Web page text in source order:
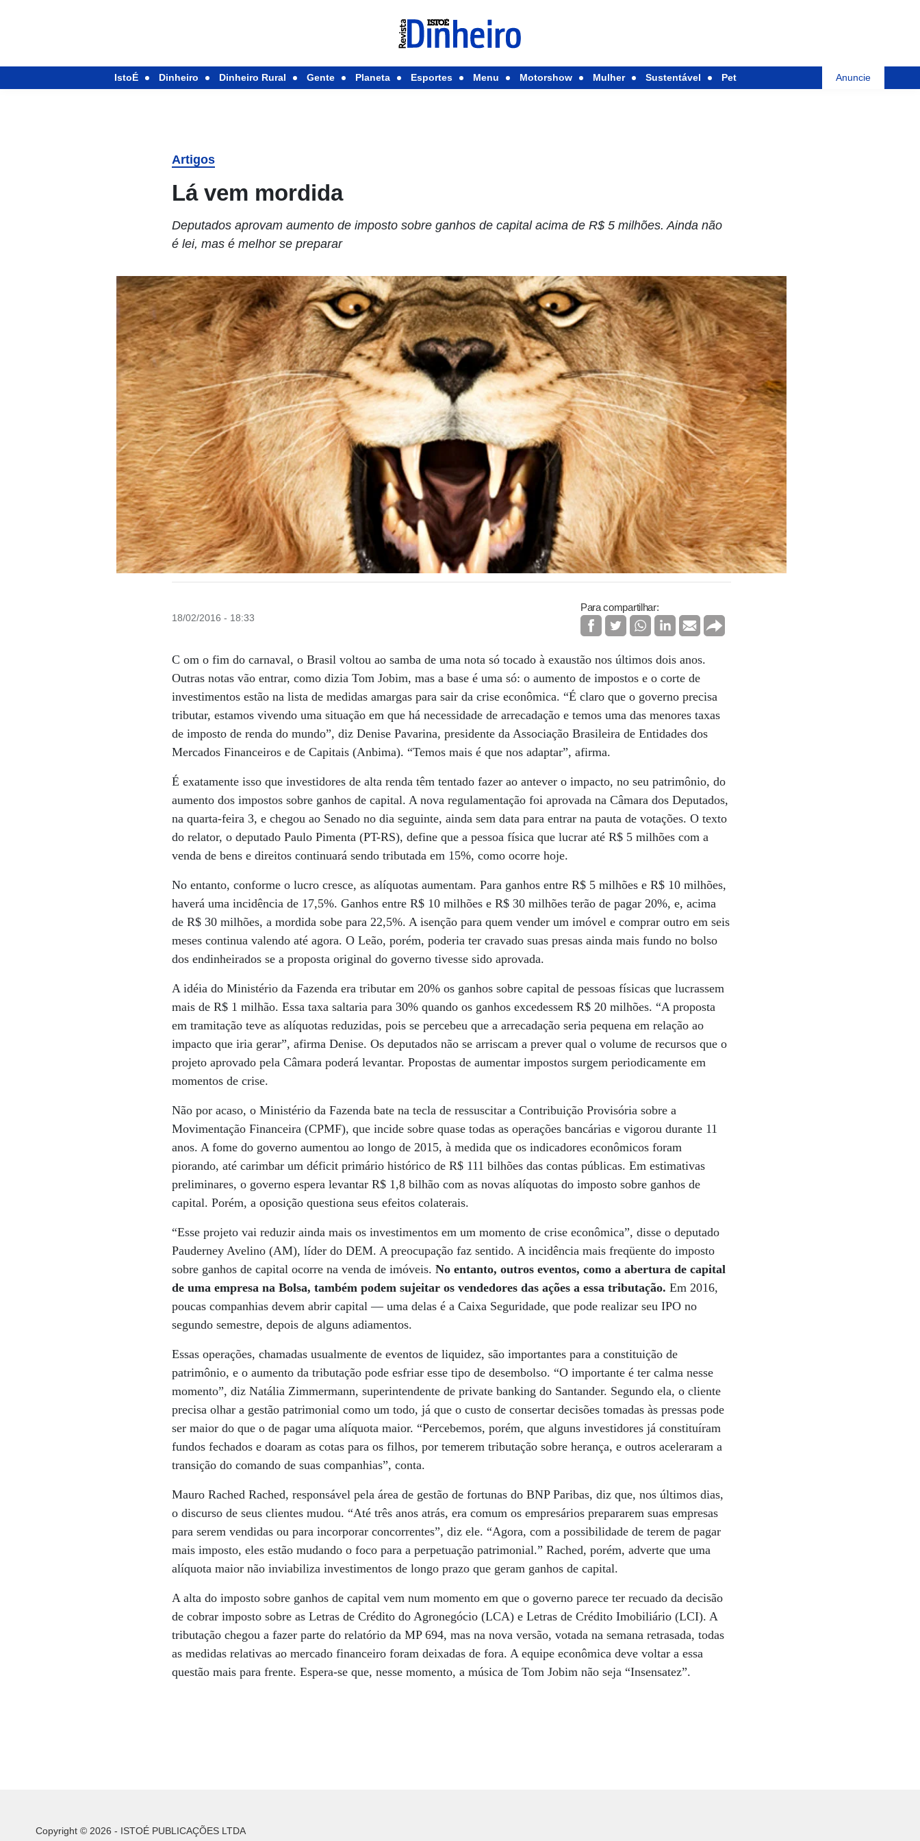
IstoÉ Dinheiro Dinheiro Rural Gente Planeta Esportes Menu Motorshow Mulher Sustentável Pet Anuncie
Artigos
Lá vem mordida
Deputados aprovam aumento de imposto sobre ganhos de capital acima de R$ 5 milhões. Ainda não
é lei, mas é melhor se preparar
18/02/2016 - 18:33
Para compartilhar:
C om o fim do carnaval, o Brasil voltou ao samba de uma nota só tocado à exaustão nos últimos dois anos.
Outras notas vão entrar, como dizia Tom Jobim, mas a base é uma só: o aumento de impostos e o corte de
investimentos estão na lista de medidas amargas para sair da crise econômica. “É claro que o governo precisa
tributar, estamos vivendo uma situação em que há necessidade de arrecadação e temos uma das menores taxas
de imposto de renda do mundo”, diz Denise Pavarina, presidente da Associação Brasileira de Entidades dos
Mercados Financeiros e de Capitais (Anbima). “Temos mais é que nos adaptar”, afirma.
É exatamente isso que investidores de alta renda têm tentado fazer ao antever o impacto, no seu patrimônio, do
aumento dos impostos sobre ganhos de capital. A nova regulamentação foi aprovada na Câmara dos Deputados,
na quarta-feira 3, e chegou ao Senado no dia seguinte, ainda sem data para entrar na pauta de votações. O texto
do relator, o deputado Paulo Pimenta (PT-RS), define que a pessoa física que lucrar até R$ 5 milhões com a
venda de bens e direitos continuará sendo tributada em 15%, como ocorre hoje.
No entanto, conforme o lucro cresce, as alíquotas aumentam. Para ganhos entre R$ 5 milhões e R$ 10 milhões,
haverá uma incidência de 17,5%. Ganhos entre R$ 10 milhões e R$ 30 milhões terão de pagar 20%, e, acima
de R$ 30 milhões, a mordida sobe para 22,5%. A isenção para quem vender um imóvel e comprar outro em seis
meses continua valendo até agora. O Leão, porém, poderia ter cravado suas presas ainda mais fundo no bolso
dos endinheirados se a proposta original do governo tivesse sido aprovada.
A idéia do Ministério da Fazenda era tributar em 20% os ganhos sobre capital de pessoas físicas que lucrassem
mais de R$ 1 milhão. Essa taxa saltaria para 30% quando os ganhos excedessem R$ 20 milhões. “A proposta
em tramitação teve as alíquotas reduzidas, pois se percebeu que a arrecadação seria pequena em relação ao
impacto que iria gerar”, afirma Denise. Os deputados não se arriscam a prever qual o volume de recursos que o
projeto aprovado pela Câmara poderá levantar. Propostas de aumentar impostos surgem periodicamente em
momentos de crise.
Não por acaso, o Ministério da Fazenda bate na tecla de ressuscitar a Contribuição Provisória sobre a
Movimentação Financeira (CPMF), que incide sobre quase todas as operações bancárias e vigorou durante 11
anos. A fome do governo aumentou ao longo de 2015, à medida que os indicadores econômicos foram
piorando, até carimbar um déficit primário histórico de R$ 111 bilhões das contas públicas. Em estimativas
preliminares, o governo espera levantar R$ 1,8 bilhão com as novas alíquotas do imposto sobre ganhos de
capital. Porém, a oposição questiona seus efeitos colaterais.
“Esse projeto vai reduzir ainda mais os investimentos em um momento de crise econômica”, disse o deputado
Pauderney Avelino (AM), líder do DEM. A preocupação faz sentido. A incidência mais freqüente do imposto
sobre ganhos de capital ocorre na venda de imóveis.No entanto, outros eventos, como a abertura de capital
de uma empresa na Bolsa, também podem sujeitar os vendedores das ações a essa tributação.Em 2016,
poucas companhias devem abrir capital — uma delas é a Caixa Seguridade, que pode realizar seu IPO no
segundo semestre, depois de alguns adiamentos.
Essas operações, chamadas usualmente de eventos de liquidez, são importantes para a constituição de
patrimônio, e o aumento da tributação pode esfriar esse tipo de desembolso. “O importante é ter calma nesse
momento”, diz Natália Zimmermann, superintendente de private banking do Santander. Segundo ela, o cliente
precisa olhar a gestão patrimonial como um todo, já que o custo de consertar decisões tomadas às pressas pode
ser maior do que o de pagar uma alíquota maior. “Percebemos, porém, que alguns investidores já constituíram
fundos fechados e doaram as cotas para os filhos, por temerem tributação sobre herança, e outros aceleraram a
transição do comando de suas companhias”, conta.
Mauro Rached Rached, responsável pela área de gestão de fortunas do BNP Paribas, diz que, nos últimos dias,
o discurso de seus clientes mudou. “Até três anos atrás, era comum os empresários prepararem suas empresas
para serem vendidas ou para incorporar concorrentes”, diz ele. “Agora, com a possibilidade de terem de pagar
mais imposto, eles estão mudando o foco para a perpetuação patrimonial.” Rached, porém, adverte que uma
alíquota maior não inviabiliza investimentos de longo prazo que geram ganhos de capital.
A alta do imposto sobre ganhos de capital vem num momento em que o governo parece ter recuado da decisão
de cobrar imposto sobre as Letras de Crédito do Agronegócio (LCA) e Letras de Crédito Imobiliário (LCI). A
tributação chegou a fazer parte do relatório da MP 694, mas na nova versão, votada na semana retrasada, todas
as medidas relativas ao mercado financeiro foram deixadas de fora. A equipe econômica deve voltar a essa
questão mais para frente. Espera-se que, nesse momento, a música de Tom Jobim não seja “Insensatez”.
Copyright © 2026 - ISTOÉ PUBLICAÇÕES LTDA